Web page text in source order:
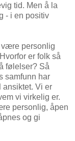
tid. Men å la
- i en positiv
være personlig
er folk så
følelser? Så
samfunn har
ansiktet. Vi er
vi virkelig er.
personlig, åpen
og gi